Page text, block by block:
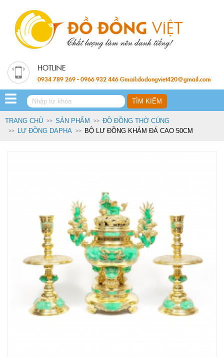
0934 789 269 - 0966 932 446 Gmail:dodongviet420@gmail.com
TRANG CHỦ SẢN PHẨM
ĐỒ ĐỒNG THỜ CÚNG
LƯ ĐỒNG DAPHA
BỘ LƯ ĐỒNG KHẢM ĐÁ CAO 50CM